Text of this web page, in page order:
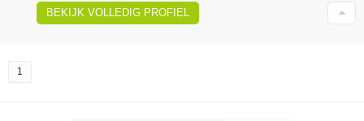
BEKIJK VOLLEDIG PROFIEL
1